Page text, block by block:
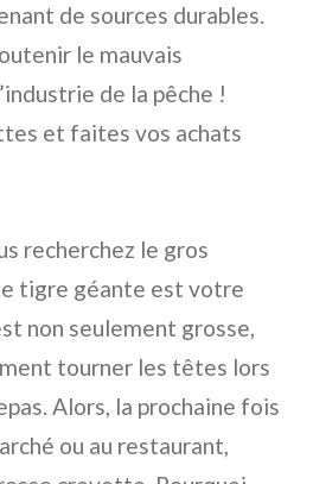
de sources durables.
le mauvais
de la pêche !
et faites vos achats
recherchez le gros
tigre géante est votre
non seulement grosse,
tourner les têtes lors
Alors, la prochaine fois
ou au restaurant,